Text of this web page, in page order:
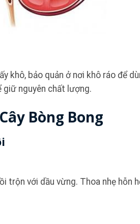
khô, bảo quản ở nơi khô ráo để
nguyên chất lượng.
Bòng Bong
trộn với dầu vừng. Thoa nhẹ hỗn